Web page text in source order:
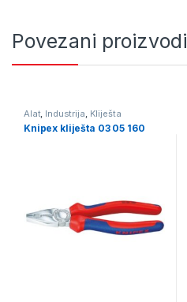
Povezani proizvodi
Alat, Industrija Kliješta
Knipex kliješta 03 05 160